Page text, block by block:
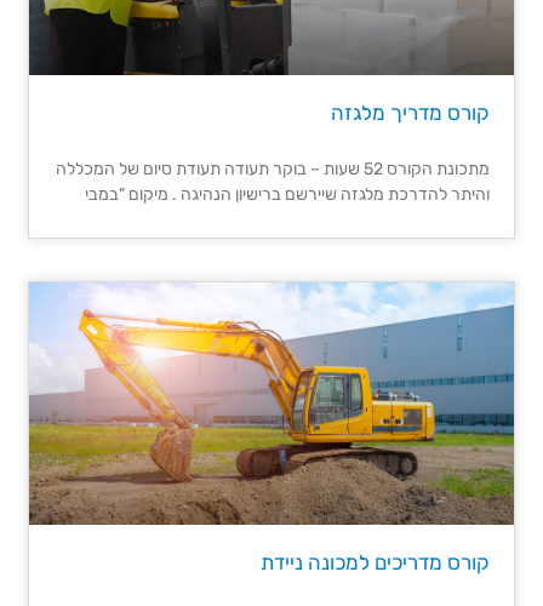
קורס מדריך מלגזה
מתכונת הקורס 52 שעות – בוקר תעודה תעודת סיום של המכללה
והיתר להדרכת מלגזה שיירשם ברישיון הנהיגה . מיקום "במבי
קורס מדריכים למכונה ניידת